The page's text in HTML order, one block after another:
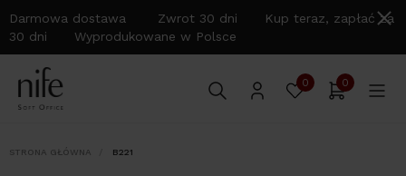
Darmowa dostawa Zwrot 30 dni Kup teraz, zapłać za
30 dni Wyprodukowane w Polsce
0 0
STRONA GŁÓWNA B221